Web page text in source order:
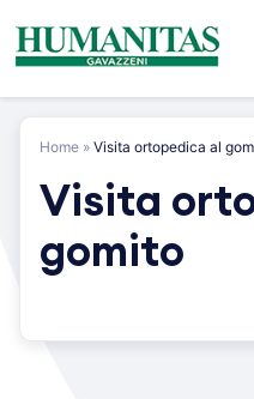
content
Home » Visita ortopedica al
Visita
gomito